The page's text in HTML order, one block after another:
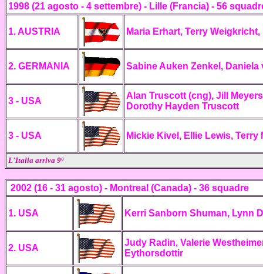
1998 (21 agosto - 4 settembre) - Lille (Francia) - 56
1. AUSTRIA Maria Erhart, Terry
2. GERMANIA Sabine Auken Zenkel,
3 - USA
Alan Truscott (cng), Jill
Dorothy Hayden Truscott
3 - USA Mickie Kivel, Ellie Lewis,
L'Italia arriva 9ª
2002 (16 - 31 agosto) - Montreal (Canada) - 36 squadre
1. USA Kerri Sanborn Shuman, Lynn
2. USA
Judy Radin, Valerie
Eythorsdottir